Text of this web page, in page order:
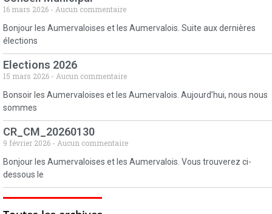
16 mars 2026
Aucun commentaire
Bonjour les Aumervaloises et les Aumervalois. Suite aux dernières
élections
Elections 2026
15 mars 2026
Aucun commentaire
Bonsoir les Aumervaloises et les Aumervalois. Aujourd’hui, nous nous
sommes
CR_CM_20260130
9 février 2026
Aucun commentaire
Bonjour les Aumervaloises et les Aumervalois. Vous trouverez ci-
dessous le